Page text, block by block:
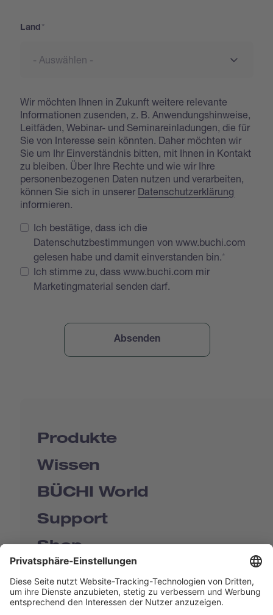
Land
Wir möchten Ihnen in Zukunft weitere relevante
Informationen zusenden, z. B. Anwendungshinweise,
Leitfäden, Webinar- und Seminareinladungen, die für
Sie von Interesse sein könnten. Daher möchten wir
Sie um Ihr Einverständnis bitten, mit Ihnen in Kontakt
zu bleiben. Über Ihre Rechte und wie wir Ihre
personenbezogenen Daten nutzen und verarbeiten,
können Sie sich in unserer Datenschutzerklärung
informieren.
Ich bestätige, dass ich die
Datenschutzbestimmungen von www.buchi.com
gelesen habe und damit einverstanden bin.
Ich stimme zu, dass www.buchi.com mir
Marketingmaterial senden darf.
Produkte
Wissen
BÜCHI World
Support
Shop
Contact us